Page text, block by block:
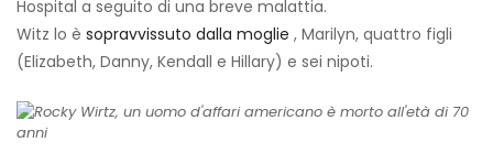
Hospital a seguito di una breve malattia.
Witz lo è sopravvissuto dalla moglie , Marilyn, quattro figli
(Elizabeth, Danny, Kendall e Hillary) e sei nipoti.